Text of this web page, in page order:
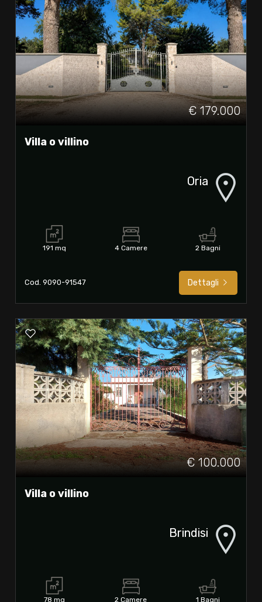
€ 179.000
Villa o villino
Oria
191 mq 4 Camere 2 Bagni
Cod. 9090-91547 Dettagli
€ 100.000
Villa o villino
Brindisi
78 mq 2 Camere 1 Bagni